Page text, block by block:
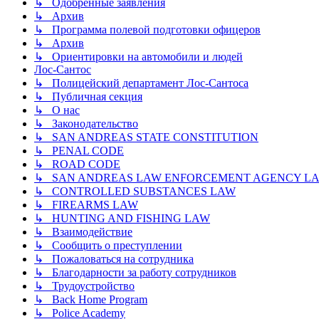
↳ Одобренные заявления
↳ Архив
↳ Программа полевой подготовки офицеров
↳ Архив
↳ Ориентировки на автомобили и людей
Лос-Сантос
↳ Полицейский департамент Лос-Сантоса
↳ Публичная секция
↳ О нас
↳ Законодательство
↳ SAN ANDREAS STATE CONSTITUTION
↳ PENAL CODE
↳ ROAD CODE
↳ SAN ANDREAS LAW ENFORCEMENT AGENCY
↳ CONTROLLED SUBSTANCES LAW
↳ FIREARMS LAW
↳ HUNTING AND FISHING LAW
↳ Взаимодействие
↳ Сообщить о преступлении
↳ Пожаловаться на сотрудника
↳ Благодарности за работу сотрудников
↳ Трудоустройство
↳ Back Home Program
↳ Police Academy